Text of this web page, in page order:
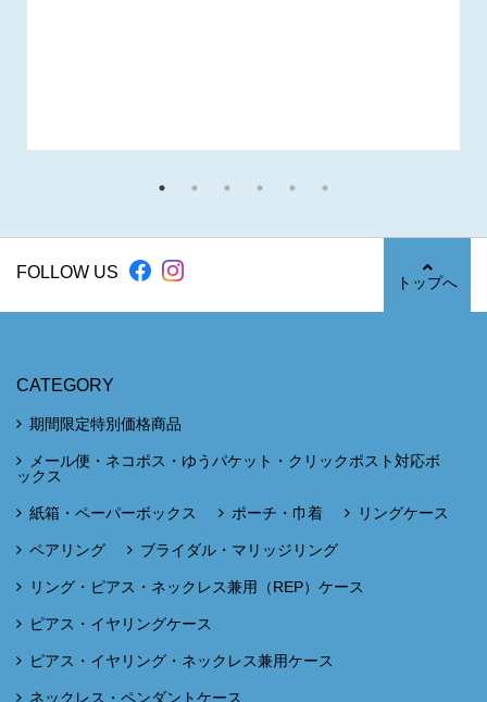
FOLLOW US
トップへ
CATEGORY
期間限定特別価格商品
メール便・ネコポス・ゆうパケット・クリックポスト対応ボ
ックス
紙箱・ペーパーボックス ポーチ・巾着 リングケース
ペアリング ブライダル・マリッジリング
リング・ピアス・ネックレス兼用（REP）ケース
ピアス・イヤリングケース
ピアス・イヤリング・ネックレス兼用ケース
ネックレス・ペンダントケース